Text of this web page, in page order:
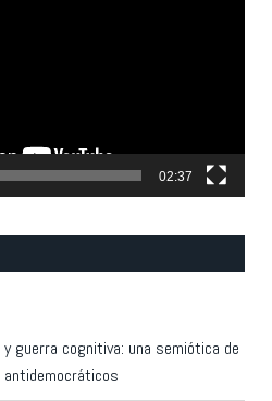
02:37
y guerra cognitiva: una semiótica de